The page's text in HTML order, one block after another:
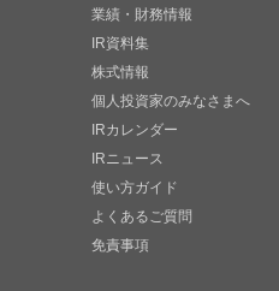
業績・財務情報
IR資料集
株式情報
個人投資家のみなさまへ
IRカレンダー
IRニュース
使い方ガイド
よくあるご質問
免責事項